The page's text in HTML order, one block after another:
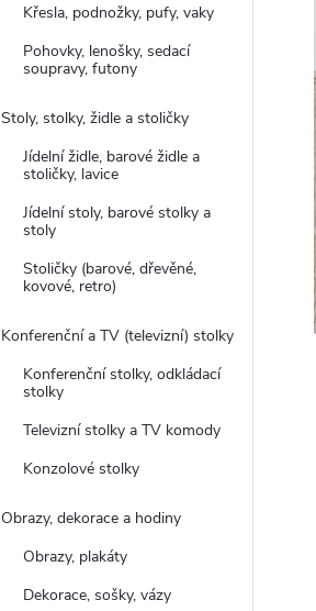
Křesla, podnožky, pufy, vaky
Pohovky, lenošky, sedací
soupravy, futony
Stoly, stolky, židle a stoličky
Jídelní židle, barové židle a
stoličky, lavice
Jídelní stoly, barové stolky a
stoly
Stoličky (barové, dřevěné,
kovové, retro)
Konferenční a TV (televizní) stolky
Konferenční stolky, odkládací
stolky
Televizní stolky a TV komody
Konzolové stolky
Obrazy, dekorace a hodiny
Obrazy, plakáty
Dekorace, sošky, vázy